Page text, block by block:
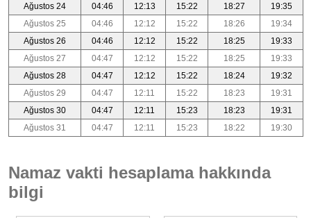
Ağustos 24
04:46 12:13 15:22 18:27
19:35
Ağustos 25
04:46 12:12 15:22 18:26
19:34
Ağustos 26
04:46 12:12 15:22 18:25
19:33
Ağustos 27
04:47 12:12 15:22 18:25
19:33
Ağustos 28
04:47 12:12 15:22 18:24
19:32
Ağustos 29
04:47 12:11 15:22 18:23
19:31
Ağustos 30
04:47 12:11 15:23 18:23
19:31
Ağustos 31
04:47 12:11 15:23 18:22 19:30
Namaz vakti hesaplama hakkında
bilgi